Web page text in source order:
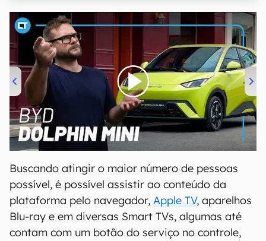
00:00/04:07
Buscando atingir o maior número de pessoas
possível, é possível assistir ao conteúdo da
plataforma pelo navegador, Apple TV, aparelhos
Blu-ray e em diversas Smart TVs, algumas até
contam com um botão do serviço no controle,